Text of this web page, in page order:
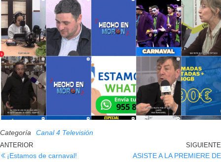
Categoría Canal 4 Televisión
ANTERIOR
¡Estamos de carnaval!
SIGUIENTE
ASISTE A LA PREMIERE DE